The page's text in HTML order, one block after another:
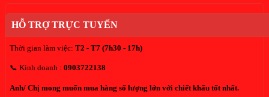
HỖ TRỢ TRỰC TUYẾN
Thời gian làm việc: T2 - T7 (7h30 - 17h)
📞 Kinh doanh : 0903722138
Anh/ Chị mong muốn mua hàng số lượng lớn với chiết khấu tốt nhất.